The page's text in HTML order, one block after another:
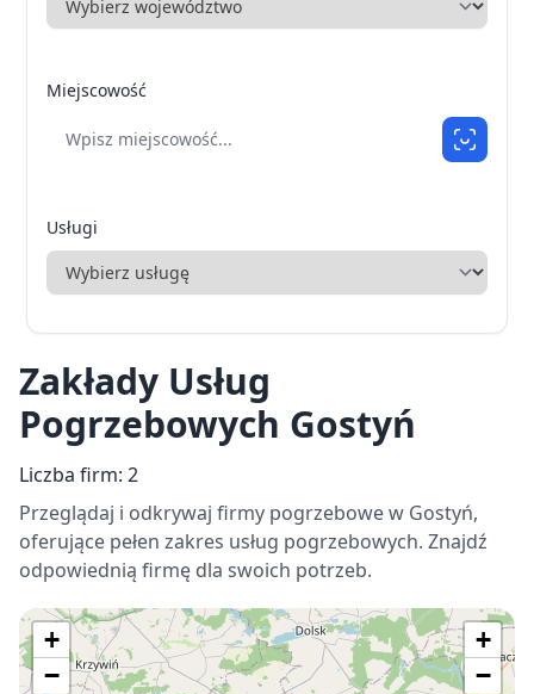
Miejscowość
Usługi
Zakłady Usług
Pogrzebowych Gostyń
Liczba firm: 2
Przeglądaj i odkrywaj firmy pogrzebowe w Gostyń,
oferujące pełen zakres usług pogrzebowych. Znajdź
odpowiednią firmę dla swoich potrzeb.
+
−
+
−